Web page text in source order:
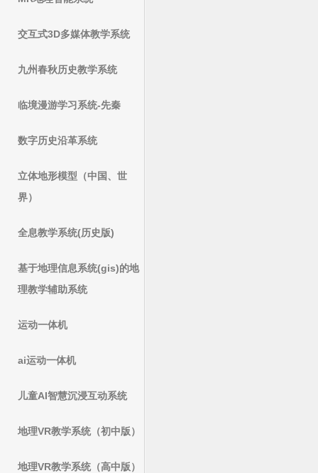
交互式3D多媒体教学系统
九州春秋历史教学系统
临境漫游学习系统-先秦
数字历史沿革系统
立体地形模型（中国、世
界）
全息教学系统(历史版)
基于地理信息系统(gis)的地
理教学辅助系统
运动一体机
ai运动一体机
儿童AI智慧沉浸互动系统
地理VR教学系统（初中版）
地理VR教学系统（高中版）